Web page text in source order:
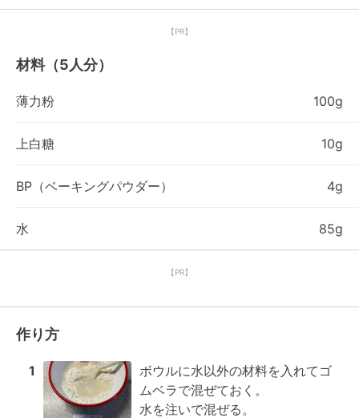
【PR】
材料（5人分）
薄力粉 100g
上白糖 10g
BP（ベーキングパウダー） 4g
水 85g
【PR】
作り方
1
ボウルに水以外の材料を入れてゴ
ムベラで混ぜておく。
水を注いで混ぜる。